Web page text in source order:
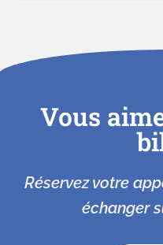
Vous
Réservez votre
échanger